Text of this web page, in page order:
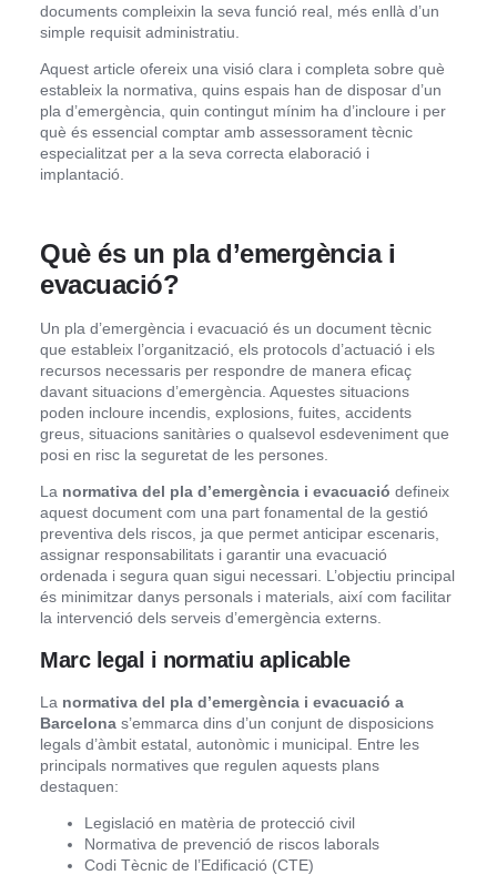
documents compleixin la seva funció real, més enllà d’un
simple requisit administratiu.
Aquest article ofereix una visió clara i completa sobre què
estableix la normativa, quins espais han de disposar d’un
pla d’emergència, quin contingut mínim ha d’incloure i per
què és essencial comptar amb assessorament tècnic
especialitzat per a la seva correcta elaboració i
implantació.
Què és un pla d’emergència i
evacuació?
Un pla d’emergència i evacuació és un document tècnic
que estableix l’organització, els protocols d’actuació i els
recursos necessaris per respondre de manera eficaç
davant situacions d’emergència. Aquestes situacions
poden incloure incendis, explosions, fuites, accidents
greus, situacions sanitàries o qualsevol esdeveniment que
posi en risc la seguretat de les persones.
La normativa del pla d’emergència i evacuaciódefineix
aquest document com una part fonamental de la gestió
preventiva dels riscos, ja que permet anticipar escenaris,
assignar responsabilitats i garantir una evacuació
ordenada i segura quan sigui necessari. L’objectiu principal
és minimitzar danys personals i materials, així com facilitar
la intervenció dels serveis d’emergència externs.
Marc legal i normatiu aplicable
La normativa del pla d’emergència i evacuació a
Barcelona s’emmarca dins d’un conjunt de disposicions
legals d’àmbit estatal, autonòmic i municipal. Entre les
principals normatives que regulen aquests plans
destaquen:
Legislació en matèria de protecció civil
Normativa de prevenció de riscos laborals
Codi Tècnic de l’Edificació (CTE)